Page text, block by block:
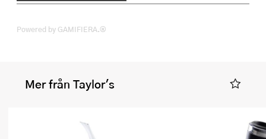
Powered by GAMIFIERA.®
Mer från Taylor's